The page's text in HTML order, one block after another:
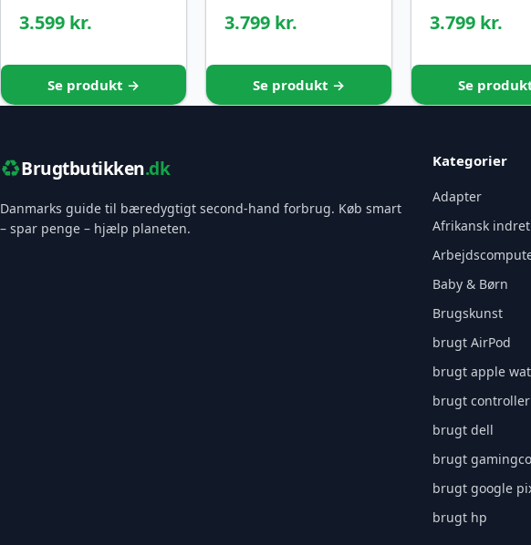
3.599 kr.
Se produkt →
3.799 kr.
Se produkt →
3.799 kr.
Se
♻️Brugtbutikken.dk
Danmarks guide til bæredygtigt second-hand forbrug. Køb smart
– spar penge – hjælp planeten.
Kategorier
Adapter
Afrikansk
Baby & Børn
Brugskunst
brugt AirPod
brugt apple
brugt controller
brugt dell
brugt
brugt google
brugt hp